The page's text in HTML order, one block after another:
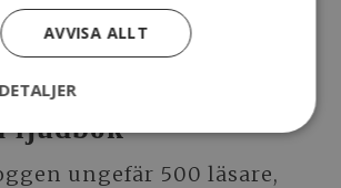
inspiration och
andra som testat olika
ljudbok
ungefär 500 läsare,
AVVISA ALLT